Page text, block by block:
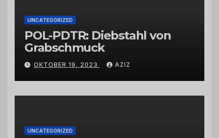
UNCATEGORIZED
POL-PDTR: Diebstahl von
Grabschmuck
OKTOBER 19, 2023 AZIZ
UNCATEGORIZED